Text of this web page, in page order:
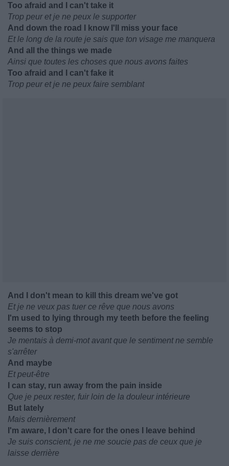
Too afraid and I can't take it
Trop peur et je ne peux le supporter
And down the road I know I'll miss your face
Et le long de la route je sais que ton visage me manquera
And all the things we made
Ainsi que toutes les choses que nous avons faites
Too afraid and I can't fake it
Trop peur et je ne peux faire semblant
And I don't mean to kill this dream we've got
Et je ne veux pas tuer ce rêve que nous avons
I'm used to lying through my teeth before the feeling
seems to stop
Je mentais à demi-mot avant que le sentiment ne semble
s'arrêter
And maybe
Et peut-être
I can stay, run away from the pain inside
Que je peux rester, fuir loin de la douleur intérieure
But lately
Mais dernièrement
I'm aware, I don't care for the ones I leave behind
Je suis conscient, je ne me soucie pas de ceux que je
laisse derrière